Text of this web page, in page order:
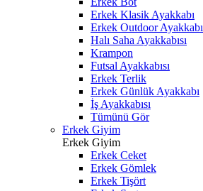
Erkek Klasik Ayakkabı
Erkek Outdoor Ayakkabı
Halı Saha Ayakkabısı
Krampon
Futsal Ayakkabısı
Erkek Terlik
Erkek Günlük Ayakkabı
İş Ayakkabısı
Tümünü Gör
Erkek Giyim
Erkek Giyim
Erkek Ceket
Erkek Gömlek
Erkek Tişört